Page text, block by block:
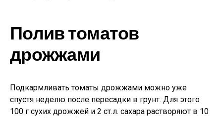
Полив томатов
дрожжами
Подкармливать томаты дрожжами можно уже
спустя неделю после пересадки в грунт. Для этого
100 г сухих дрожжей и 2 ст.л. сахара растворяют в 10